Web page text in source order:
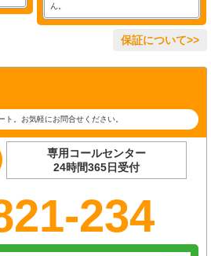
ん。
保証について>>
。お気軽にお問合せください。
専用コールセンター
24時間365日受付
234